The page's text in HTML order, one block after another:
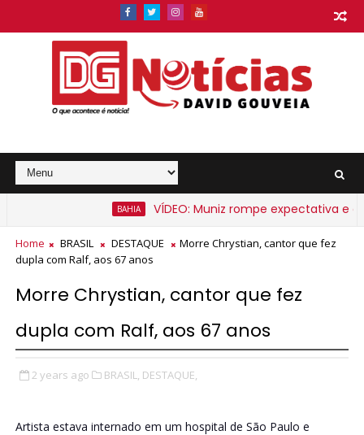
VÍDEO: Muniz rompe expectativa e
a partir de segunda-feira
Home BRASIL DESTAQUE
Morre Chrystian, cantor que fez
dupla com Ralf, aos 67 anos
Morre Chrystian, cantor que fez
dupla com Ralf, aos 67 anos
2 years ago BRASIL, DESTAQUE,
Artista estava internado em um hospital de São Paulo e